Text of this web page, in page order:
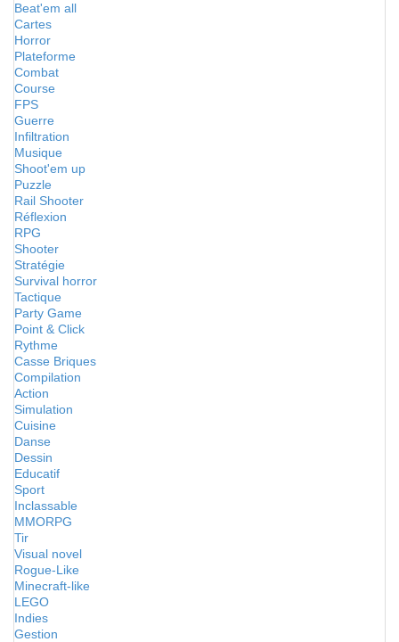
Beat'em all
Cartes
Horror
Plateforme
Combat
Course
FPS
Guerre
Infiltration
Musique
Shoot'em up
Puzzle
Rail Shooter
Réflexion
RPG
Shooter
Stratégie
Survival horror
Tactique
Party Game
Point & Click
Rythme
Casse Briques
Compilation
Action
Simulation
Cuisine
Danse
Dessin
Educatif
Sport
Inclassable
MMORPG
Tir
Visual novel
Rogue-Like
Minecraft-like
LEGO
Indies
Gestion